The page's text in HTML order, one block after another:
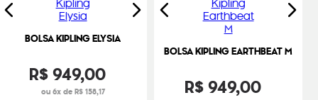
BOLSA KIPLING ELYSIA
R$949,00
ou 6x de R$ 158,17
BOLSA KIPLING EARTHBEAT M
R$949,00